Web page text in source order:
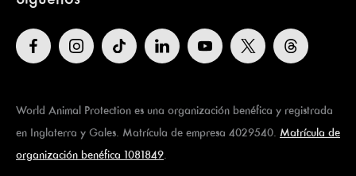
World Animal Protection es una organización benéfica y registrada
en Inglaterra y Gales. Matrícula de empresa 4029540. Matrícula de
organización benéfica 1081849